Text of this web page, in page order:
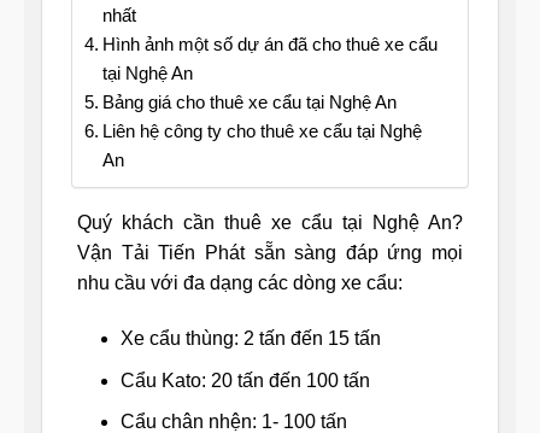
nhất
Hình ảnh một số dự án đã cho thuê xe cẩu
tại Nghệ An
Bảng giá cho thuê xe cẩu tại Nghệ An
Liên hệ công ty cho thuê xe cẩu tại Nghệ
An
Quý khách cần thuê xe cẩu tại Nghệ An?
Vận Tải Tiến Phát sẵn sàng đáp ứng mọi
nhu cầu với đa dạng các dòng xe cẩu:
Xe cẩu thùng: 2 tấn đến 15 tấn
Cẩu Kato: 20 tấn đến 100 tấn
Cẩu chân nhện: 1- 100 tấn